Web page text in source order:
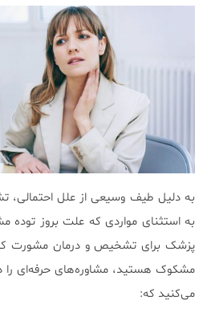
به دلیل طیف وسیعی از علل
به استثنای مواردی که علت بروز
پزشک برای تشخیص و درمان مشورت
مشکوک هستید، مشاوره‌های حرفه‌ای را
می‌کنید که: